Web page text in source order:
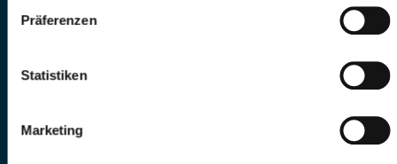
Präferenzen
Statistiken
Marketing